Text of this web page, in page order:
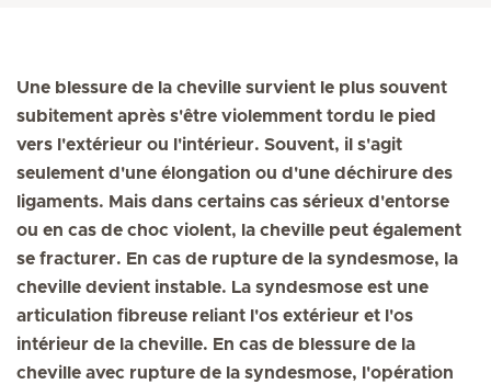
Une blessure de la cheville survient le plus souvent
subitement après s'être violemment tordu le pied
vers l'extérieur ou l'intérieur. Souvent, il s'agit
seulement d'une élongation ou d'une déchirure des
ligaments. Mais dans certains cas sérieux d'entorse
ou en cas de choc violent, la cheville peut également
se fracturer. En cas de rupture de la syndesmose, la
cheville devient instable. La syndesmose est une
articulation fibreuse reliant l'os extérieur et l'os
intérieur de la cheville. En cas de blessure de la
cheville avec rupture de la syndesmose, l'opération